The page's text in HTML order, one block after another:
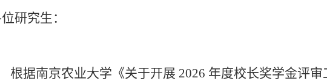
研究生：
根据南京农业大学《关于开展 2026 年度校长奖学金评